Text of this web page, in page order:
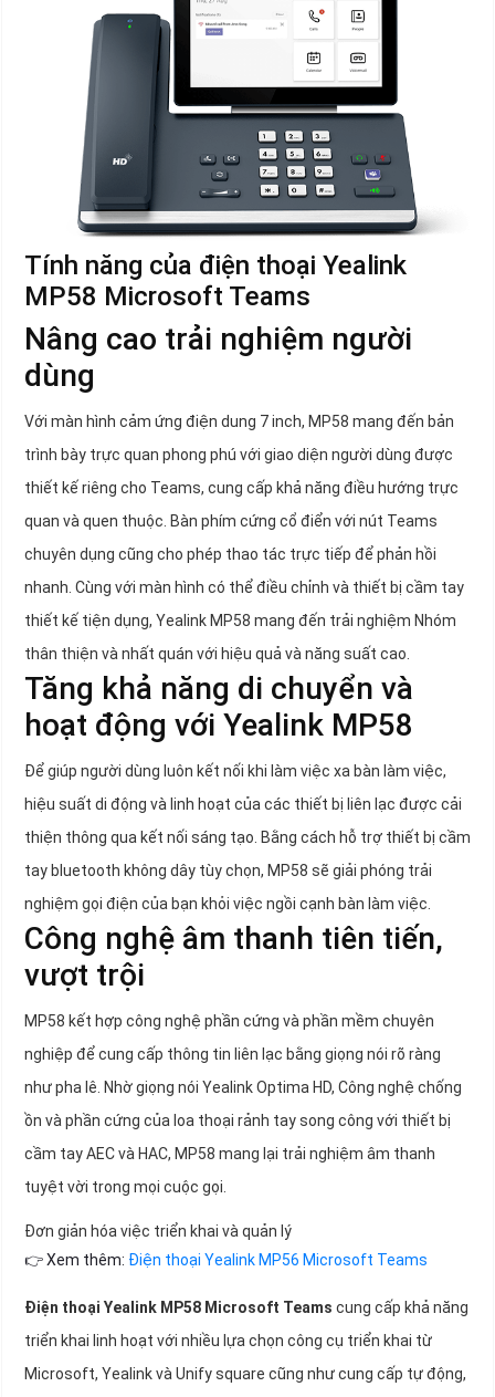
Tính năng của điện thoại Yealink
MP58 Microsoft Teams
Nâng cao trải nghiệm người
dùng
Với màn hình cảm ứng điện dung 7 inch, MP58 mang đến bản
trình bày trực quan phong phú với giao diện người dùng được
thiết kế riêng cho Teams, cung cấp khả năng điều hướng trực
quan và quen thuộc. Bàn phím cứng cổ điển với nút Teams
chuyên dụng cũng cho phép thao tác trực tiếp để phản hồi
nhanh. Cùng với màn hình có thể điều chỉnh và thiết bị cầm tay
thiết kế tiện dụng, Yealink MP58 mang đến trải nghiệm Nhóm
thân thiện và nhất quán với hiệu quả và năng suất cao.
Tăng khả năng di chuyển và
hoạt động với Yealink MP58
Để giúp người dùng luôn kết nối khi làm việc xa bàn làm việc,
hiệu suất di động và linh hoạt của các thiết bị liên lạc được cải
thiện thông qua kết nối sáng tạo. Bằng cách hỗ trợ thiết bị cầm
tay bluetooth không dây tùy chọn, MP58 sẽ giải phóng trải
nghiệm gọi điện của bạn khỏi việc ngồi cạnh bàn làm việc.
Công nghệ âm thanh tiên tiến,
vượt trội
MP58 kết hợp công nghệ phần cứng và phần mềm chuyên
nghiệp để cung cấp thông tin liên lạc bằng giọng nói rõ ràng
như pha lê. Nhờ giọng nói Yealink Optima HD, Công nghệ chống
ồn và phần cứng của loa thoại rảnh tay song công với thiết bị
cầm tay AEC và HAC, MP58 mang lại trải nghiệm âm thanh
tuyệt vời trong mọi cuộc gọi.
Đơn giản hóa việc triển khai và quản lý
👉 Xem thêm: Điện thoại Yealink MP56 Microsoft Teams
Điện thoại Yealink MP58 Microsoft Teams cung cấp khả năng
triển khai linh hoạt với nhiều lựa chọn công cụ triển khai từ
Microsoft, Yealink và Unify square cũng như cung cấp tự động,